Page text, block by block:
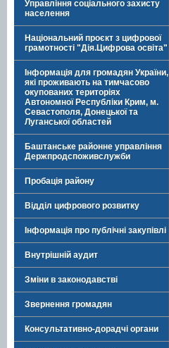
Управління соціального захисту
населення
Національний проєкт з цифрової
грамотності "Дія.Цифрова освіта"
Інформація для громадян України,
які проживають на тимчасово
окупованих територіях
Автономної Республіки Крим, м.
Севастополя, Донецької та
Луганської областей
Баштанське районне управління
Держпродспоживслужби
Пробація району
Відділ цифрового розвитку
Інформація про публічні закупівлі
Внутрішній аудит
Зміни в законодавстві
Звернення громадян
Консультативно-дорадчі органи